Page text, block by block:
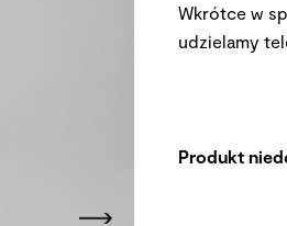
Wkrótce w
udzielamy
Produkt